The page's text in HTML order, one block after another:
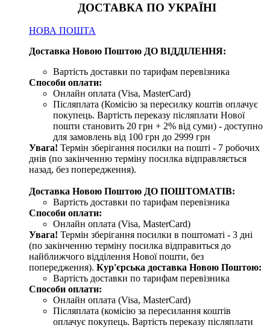
ДОСТАВКА ПО УКРАЇНІ
НОВА ПОШТА
Доставка Новою Поштою ДО ВІДДІЛЕННЯ:
Вартість доставки по тарифам перевізника
Способи оплати:
Онлайн оплата (Visa, MasterCard)
Післяплата (Комісію за пересилку коштів оплачує
покупець. Вартість переказу післяплати Нової
пошти становить 20 грн + 2% від суми) - доступно
для замовлень від 100 грн до 2999 грн
Увага! Термін зберігання посилки на пошті - 7 робочих
днів (по закінченню терміну посилка відправляється
назад, без попередження).
Доставка Новою Поштою ДО ПОШТОМАТІВ:
Вартість доставки по тарифам перевізника
Способи оплати:
Онлайн оплата (Visa, MasterCard)
Увага! Термін зберігання посилки в поштоматі - 3 дні
(по закінченню терміну посилка відправиться до
найближчого відділення Нової пошти, без
попередження). Кур'єрська доставка Новою Поштою:
Вартість доставки по тарифам перевізника
Способи оплати:
Онлайн оплата (Visa, MasterCard)
Післяплата (комісію за пересилання коштів
оплачує покупець. Вартість переказу післяплати